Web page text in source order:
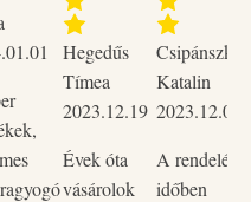
tartó óvatos öblítés
eltávolítása, ha
folytatása. Ha a
ellátást kell kérni. Jól
szorosan lezárva
Hegedűs
Tímea
2023.12.19
Évek óta
vásárolok
Csipánszky
Katalin
2023.12.02
A
időben